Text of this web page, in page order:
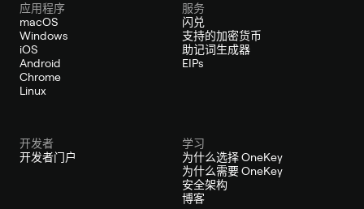
应用程序
macOS
Windows
iOS
Android
Chrome
Linux
服务
闪兑
支持的加密货币
助记词生成器
EIPs
开发者
开发者门户
学习
为什么选择 OneKey
为什么需要 OneKey
安全架构
博客